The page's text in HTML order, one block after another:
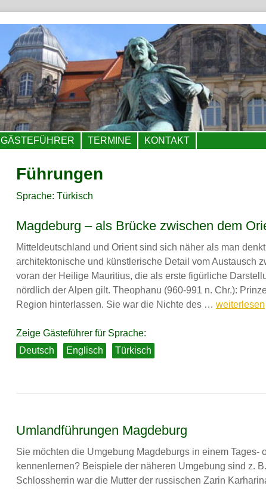
GÄSTEFÜHRER TERMINE KONTAKT
Führungen
Sprache: Türkisch
Magdeburg – als Brücke zwischen dem
Mitteldeutschland und Orient sind sich näher als man
architektonische und künstlerische Detail vom Austausch
voran der Heilige Mauritius, die als erste figürliche
nördlich der Alpen gilt. Theophanu (960-991 n. Chr.):
Region hinterlassen. Sie war die Nichte des … Magdeburg
weiterlesen
Zeige Gästeführer für Sprache:
Deutsch
Englisch Türkisch
Umlandführungen Magdeburg
Sie möchten die Umgebung Magdeburgs in einem Tages-
kennenlernen? Beispiele der näheren Umgebung sind z.
Schlossherrin war die Mutter der russischen Zarin